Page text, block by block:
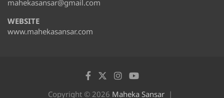
mahekasansar@gmail.com
WEBSITE
www.mahekasansar.com
Copyright © 2026 Maheka Sansar